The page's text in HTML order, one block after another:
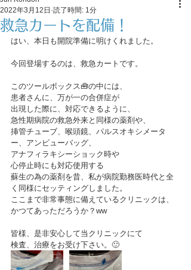
救急カートを配備！
2022年3月12日 読了時間: 1分
はい、本日も開院準備に明けくれました。
今回登場するのは、救急カートです。
このツールボックス🧰の中には、
患者さんに、万が一の合併症が
出現した際に、対応できるように、
急性期病院の救急外来と同様の薬剤や、
挿管チューブ、喉頭鏡、パルスオキシメータ
ー、アンビューバッグ、
アナフィラキシーショック時や
心停止時にも対応使用する
蘇生の為の薬剤を昔、私が病院勤務医時代と全
く同様にセッティングしました。
ここまで非常事態に備えているクリニックは、
かつてあっただろうか？ww
皆様、是非安心して当クリニックにて
検査、治療をお受け下さい。🙂